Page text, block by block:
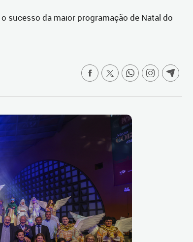
sucesso da maior programação de Natal do